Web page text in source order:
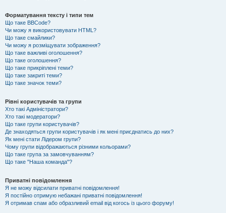
Форматування тексту і типи тем
Що таке BBCode?
Чи можу я використовувати HTML?
Що таке смайлики?
Чи можу я розміщувати зображення?
Що таке важливі оголошення?
Що таке оголошення?
Що таке прикріплені теми?
Що таке закриті теми?
Що таке значок теми?
Рівні користувачів та групи
Хто такі Адміністратори?
Хто такі модератори?
Що таке групи користувачів?
Де знаходяться групи користувачів і як мені приєднатись до них?
Як мені стати Лідером групи?
Чому групи відображаються різними кольорами?
Що таке група за замовчуванням?
Що таке "Наша команда"?
Приватні повідомлення
Я не можу відсилати приватні повідомлення!
Я постійно отримую небажані приватні повідомлення!
Я отримав спам або образливий email від когось із цього форуму!